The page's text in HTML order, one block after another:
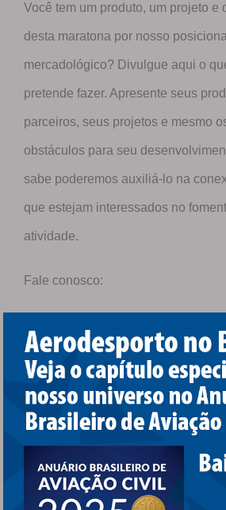
Você tem um produto, um projeto e
desta maratona por nosso
mercadológico? Divulgue aqui o
pretende fazer. Apresente seus
parceiros, seus projetos e mesmo
obstáculos para seu
sabe poderemos auxiliá-lo na
que estejam interessados no
atividade.
Fale conosco:
CONHEÇA OS